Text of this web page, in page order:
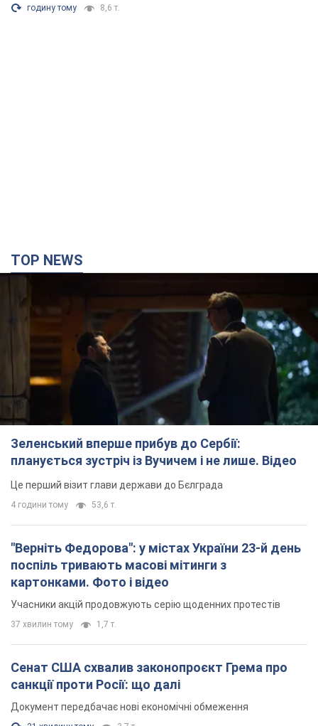
годину тому 8,6 т.
TOP NEWS
Зеленський вперше прибув до Сербії:
планується зустріч із Вучичем і не лише. Відео
Це перший візит глави держави до Бєлграда
4 години тому 53,6 т.
"Верніть Федорова": у містах України 23-й день
поспіль тривають масові мітинги з
картонками. Фото і відео
Учасники акцій продовжують серію щоденних протестів
37 хвилин тому 1,7 т.
Сенат США схвалив законопроєкт Грема про
санкції проти Росії: що далі
Документ передбачає нові економічні обмеження